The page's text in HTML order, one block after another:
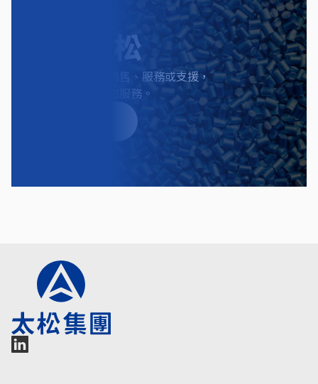
聯絡太松
無論您需要產品銷售、服務或支援，
我們都將竭誠為您服務。